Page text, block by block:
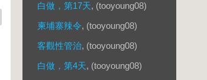
白做，第17天, (tooyoung08)
柬埔寨辣令, (tooyoung08)
客觀性管治, (tooyoung08)
白做，第4天, (tooyoung08)